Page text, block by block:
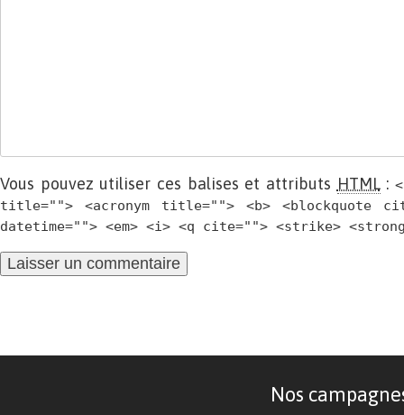
Vous pouvez utiliser ces balises et attributs HTML:
title=""> <acronym title=""> <b> <blockquote
datetime=""> <em> <i> <q cite=""> <strike>
Nos